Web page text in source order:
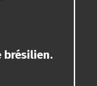
brésilien.